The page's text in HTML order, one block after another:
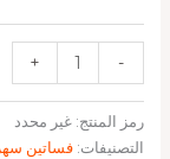
-
+
رمز المنتج: غير محدد
التصنيفات: فساتين